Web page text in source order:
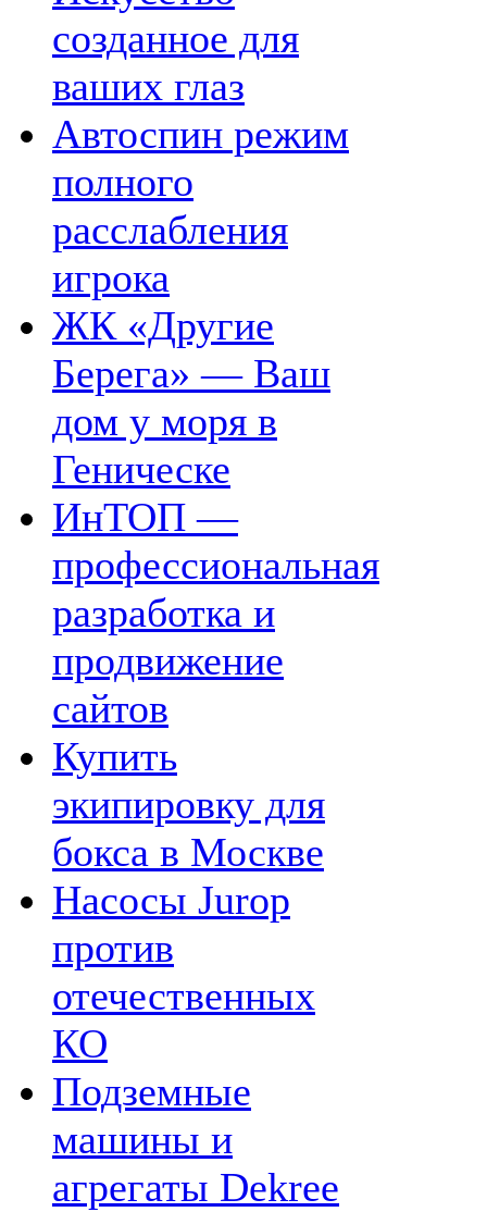
созданное для
ваших глаз
Автоспин режим
полного
расслабления
игрока
ЖК «Другие
Берега» — Ваш
дом у моря в
Геническе
ИнТОП —
профессиональная
разработка и
продвижение
сайтов
Купить
экипировку для
бокса в Москве
Насосы Jurop
против
отечественных
КО
Подземные
машины и
агрегаты Dekree